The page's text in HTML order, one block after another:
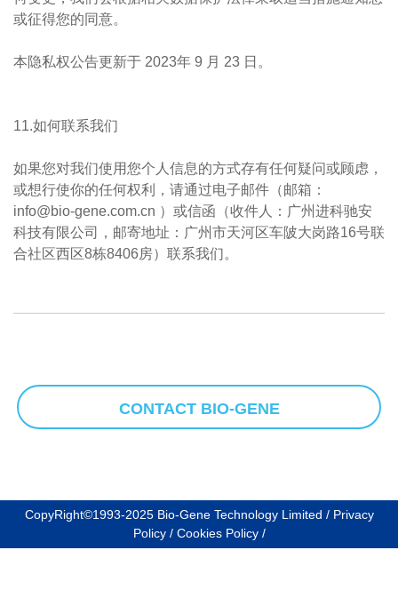
或征得您的同意。
本隐私权公告更新于 2023年 9 月 23 日。
11.如何联系我们
如果您对我们使用您个人信息的方式存有任何疑问或顾虑，
或想行使你的任何权利，请通过电子邮件（邮箱：
info@bio-gene.com.cn ）或信函（收件人：广州进科驰安
科技有限公司，邮寄地址：广州市天河区车陂大岗路16号联
合社区西区8栋8406房）联系我们。
CONTACT BIO-GENE
CopyRight©1993-2025 Bio-Gene Technology Limited / Privacy
Policy/ Cookies Policy/